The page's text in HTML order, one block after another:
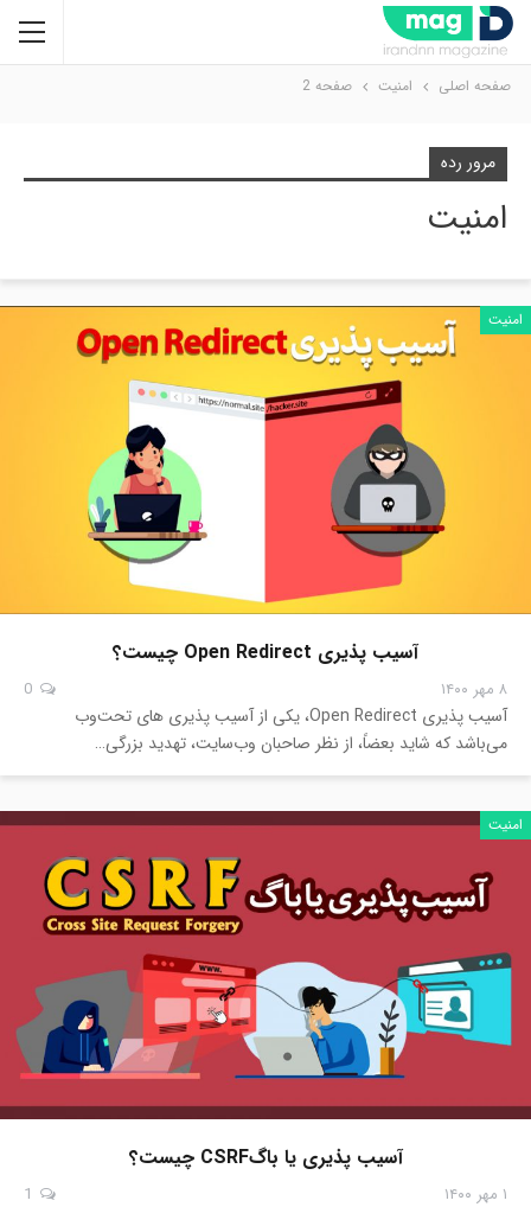
صفحه اصلی امنیت صفحه 2
مرور رده
امنیت
امنیت
آسیب پذیری Open Redirect چیست؟
۸ مهر ۱۴۰۰
آسیب پذیری Open Redirect، یکی از آسیب پذیری های تحت‌وب
می‌باشد که شاید بعضاً، از نظر صاحبان وب‌سایت، تهدید بزرگی…
امنیت
آسیب پذیری یا باگCSRF چیست؟
۱ مهر ۱۴۰۰